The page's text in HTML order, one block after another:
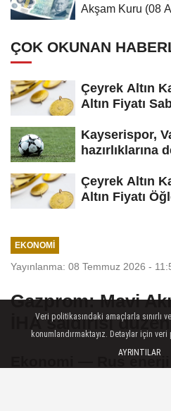
Akşam Kuru (08
ÇOK OKUNAN
Çeyrek Altın
Altın Fiyatı
Kayserispor,
hazırlıklarına
Çeyrek Altın
Altın Fiyatı
EKONOMI
Yayınlanma: 08 Temmuz 2026 -
Gazprom: Mavi
İHA saldırısı
Veri politikasındaki amaçlarla sınırlı
konumlandırmaktayız. Detaylar için
AYRINTILAR